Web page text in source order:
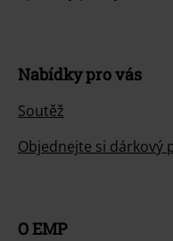
Nabídky pro vás
Soutěž
Objednejte si dárkový
O EMP